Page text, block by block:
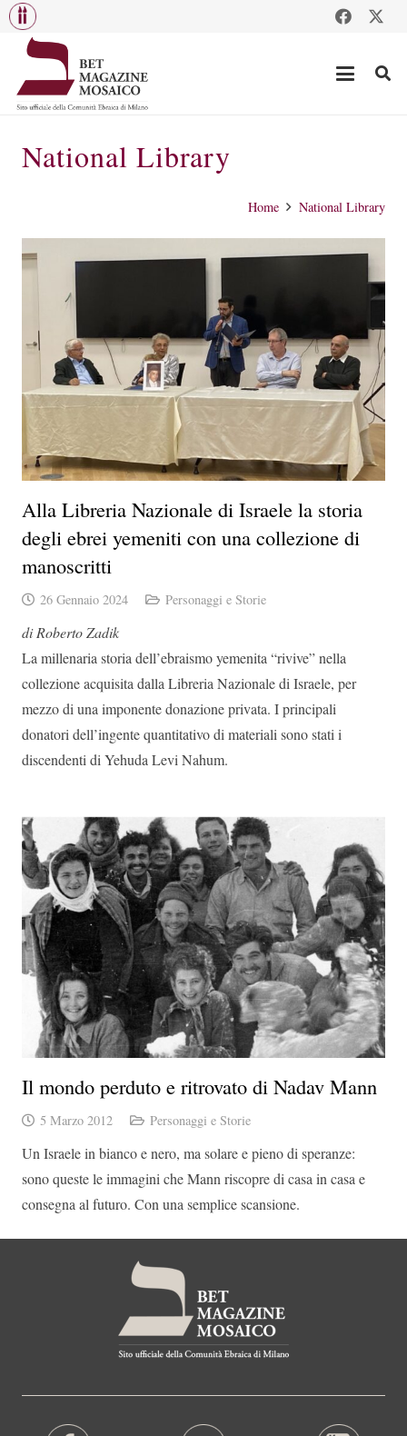
National Library
Home National Library
Alla Libreria Nazionale di Israele la storia
degli ebrei yemeniti con una collezione di
manoscritti
26 Gennaio 2024 Personaggi e Storie
di Roberto Zadik
La millenaria storia dell’ebraismo yemenita “rivive” nella
collezione acquisita dalla Libreria Nazionale di Israele, per
mezzo di una imponente donazione privata. I principali
donatori dell’ingente quantitativo di materiali sono stati i
discendenti di Yehuda Levi Nahum.
Il mondo perduto e ritrovato di Nadav Mann
5 Marzo 2012 Personaggi e Storie
Un Israele in bianco e nero, ma solare e pieno di speranze:
sono queste le immagini che Mann riscopre di casa in casa e
consegna al futuro. Con una semplice scansione.